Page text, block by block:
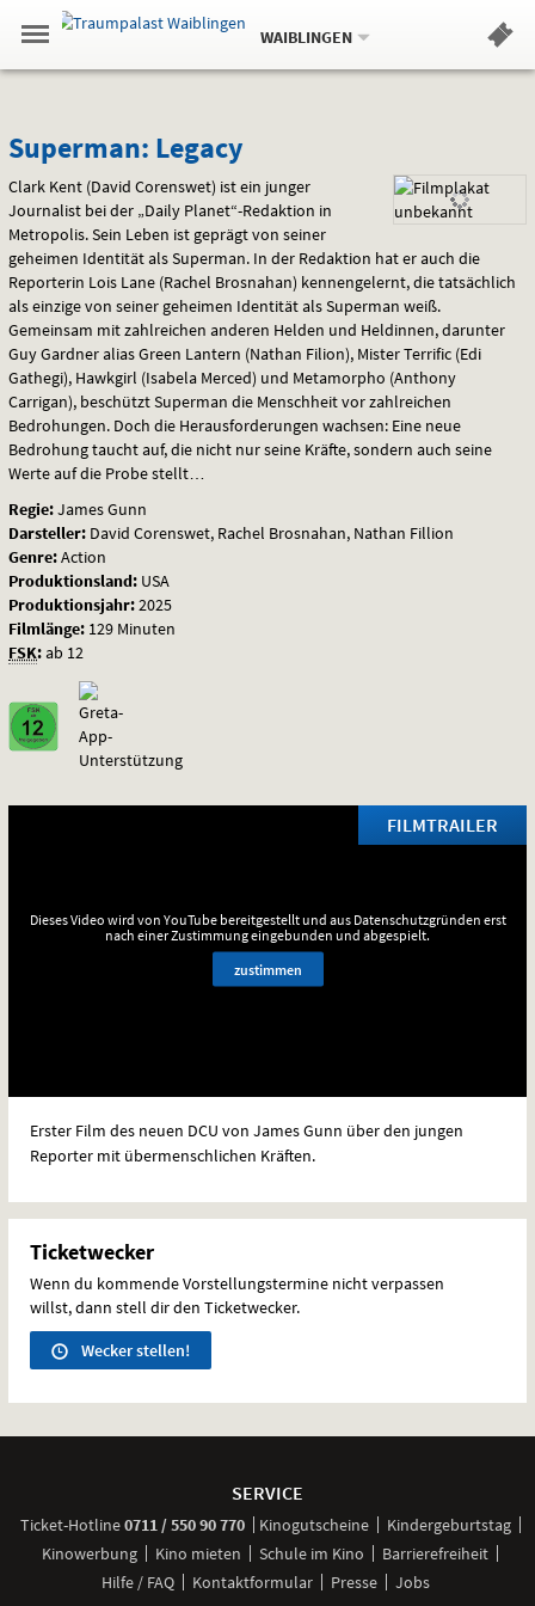
Springe
zum
,zum
.
Navigation
Gehe
zur
Standortauswahl
Standort:
WAIBLINGEN.
Hinweis
Superman:
Legacy
Superman: Legacy
Clark Kent (David Corenswet) ist ein junger
Journalist bei der „Daily Planet“-Redaktion in
Metropolis. Sein Leben ist geprägt von seiner
geheimen Identität als Superman. In der Redaktion hat er auch die
Reporterin Lois Lane (Rachel Brosnahan) kennengelernt, die tatsächlich
als einzige von seiner geheimen Identität als Superman weiß.
Gemeinsam mit zahlreichen anderen Helden und Heldinnen, darunter
Guy Gardner alias Green Lantern (Nathan Filion), Mister Terrific (Edi
Gathegi), Hawkgirl (Isabela Merced) und Metamorpho (Anthony
Carrigan), beschützt Superman die Menschheit vor zahlreichen
Bedrohungen. Doch die Herausforderungen wachsen: Eine neue
Bedrohung taucht auf, die nicht nur seine Kräfte, sondern auch seine
Werte auf die Probe stellt…
Regie:James Gunn
Darsteller: David Corenswet, Rachel Brosnahan, Nathan Fillion
Genre:Action
Produktionsland: USA
Produktionsjahr:2025
Filmlänge: 129 Minuten
FSK:ab 12
FILMTRAILER
Dieses Video wird von YouTube bereitgestellt und aus Datenschutzgründen erst
nach einer Zustimmung eingebunden und abgespielt.
zustimmen
Erster Film des neuen DCU von James Gunn über den jungen
Reporter mit übermenschlichen Kräften.
Ticketwecker
Wenn du kommende Vorstellungstermine nicht verpassen
willst, dann stell dir den Ticketwecker.
Wecker stellen!
SERVICE
Ticket-Hotline0711 / 550 90 770anrufen
Kinogutscheine
Kindergeburtstag
Kinowerbung
Kino mieten Schule im Kino
Barrierefreiheit
Hilfe / FAQ
Kontaktformular Presse Jobs